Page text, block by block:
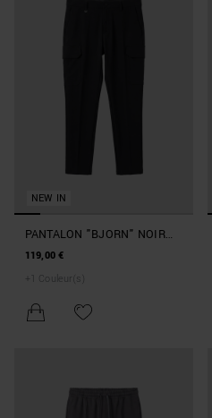
NEW IN
PANTALON "BJORN" NOIR
SKINNY FIT EN TISSU BI-
119,00 €
+
Couleur(s)